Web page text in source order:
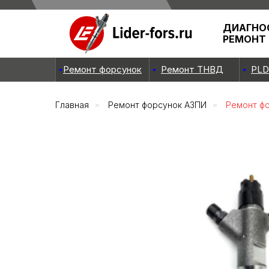
Ремонт ТНВД
Ремонт форсунок
РЕМОНТ
Главная » Ремонт форсунок АЗПИ » Ремонт